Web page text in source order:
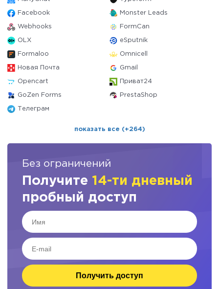
Facebook Monster Leads
Webhooks FormCan
OLX eSputnik
Formaloo Omnicell
Новая Почта Gmail
Opencart Приват24
GoZen Forms PrestaShop
Телеграм
показать все (+264)
Без ограничений
Получите 14-ти дневный
пробный доступ
Получить доступ